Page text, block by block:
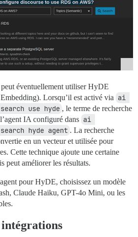
éventuellement utiliser HyDE
Lorsqu’il est activé via ai
use hyde , le terme de recherche
IA configuré dans ai
hyde agent . La recherche
en un vecteur et utilisée pour
Cette technique ajoute une certaine
peut améliorer les résultats.
pour HyDE, choisissez un modèle
Claude Haiku, GPT-4o Mini, ou les